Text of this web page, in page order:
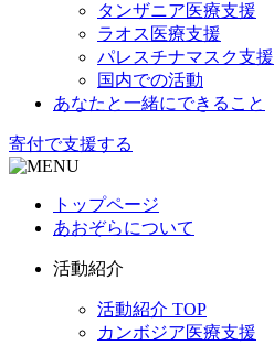
タンザニア医療支援
ラオス医療支援
パレスチナマスク支援
国内での活動
あなたと一緒にできること
寄付で支援する
トップページ
あおぞらについて
活動紹介
活動紹介 TOP
カンボジア医療支援